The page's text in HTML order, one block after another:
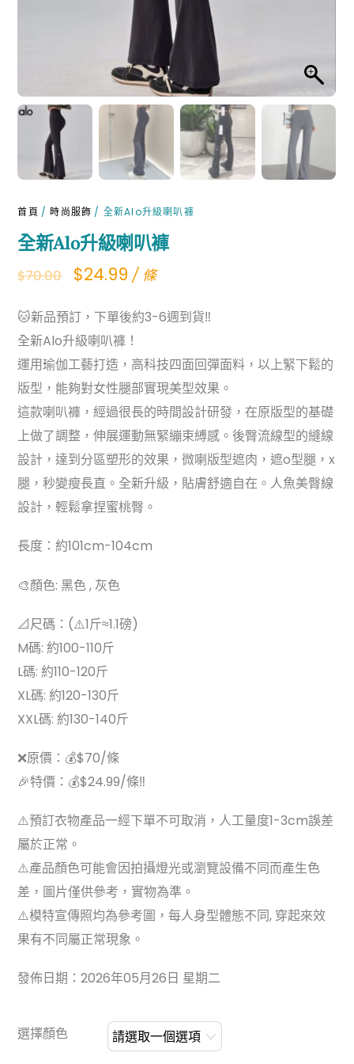
首頁 / 時尚服飾 / 全新Alo升級喇叭褲
全新Alo升級喇叭褲
$70.00
Original
was:
$70.00.
$24.99Current
is:
$24.99.
/ 條
🐱新品預訂，下單後約3-6週到貨‼️
全新Alo升級喇叭褲！
運用瑜伽工藝打造，高科技四面回彈面料，以上緊下鬆的
版型，能夠對女性腿部實現美型效果。
這款喇叭褲，經過很長的時間設計研發，在原版型的基礎
上做了調整，伸展運動無緊繃束縛感。後臀流線型的縫線
設計，達到分區塑形的效果，微喇版型遮肉，遮o型腿，x
腿，秒變瘦長直。全新升級，貼膚舒適自在。人魚美臀線
設計，輕鬆拿捏蜜桃臀。
長度：約101cm-104cm
🎨顏色: 黑色 , 灰色
📐尺碼：(⚠️1斤≈1.1磅)
M碼: 約100-110斤
L碼: 約110-120斤
XL碼: 約120-130斤
XXL碼: 約130-140斤
❌原價：💰$70/條
🎉特價：💰$24.99/條‼️
⚠️預訂衣物產品一經下單不可取消，人工量度1-3cm誤差
屬於正常。
⚠️產品顏色可能會因拍攝燈光或瀏覽設備不同而產生色
差，圖片僅供參考，實物為準。
⚠️模特宣傳照均為參考圖，每人身型體態不同, 穿起來效
果有不同屬正常現象。
發佈日期：2026年05月26日 星期二
選擇顏色